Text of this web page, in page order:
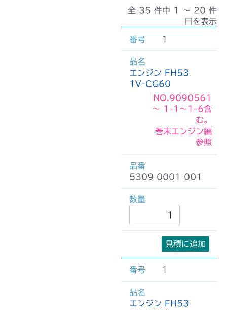
全 35 件中 1 〜 20 件
目を表示
1
エンジン FH53
1V-CG60
NO.9090561
～ 1-1～1-6含
む。
巻末エンジン編
参照
5309 0001 001
見積に追加
1
エンジン FH53